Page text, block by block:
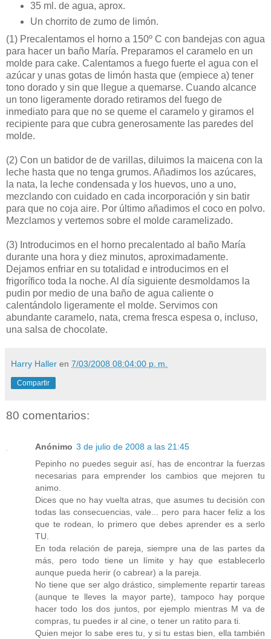
35 ml. de agua, aprox.
Un chorrito de zumo de limón.
(1) Precalentamos el horno a 150º C con bandejas con agua
para hacer un baño María. Preparamos el caramelo en un
molde para cake. Calentamos a fuego fuerte el agua con el
azúcar y unas gotas de limón hasta que (empiece a) tener
tono dorado y sin que llegue a quemarse. Cuando alcance
un tono ligeramente dorado retiramos del fuego de
inmediato para que no se queme el caramelo y giramos el
recipiente para que cubra generosamente las paredes del
molde.
(2) Con un batidor de de varillas, diluimos la maicena con la
leche hasta que no tenga grumos. Añadimos los azúcares,
la nata, la leche condensada y los huevos, uno a uno,
mezclando con cuidado en cada incorporación y sin batir
para que no coja aire. Por último añadimos el coco en polvo.
Mezclamos y vertemos sobre el molde caramelizado.
(3) Introducimos en el horno precalentado al baño María
durante una hora y diez minutos, aproximadamente.
Dejamos enfriar en su totalidad e introducimos en el
frigorífico toda la noche. Al día siguiente desmoldamos la
pudin por medio de una baño de agua caliente o
calentándolo ligeramente el molde. Servimos con
abundante caramelo, nata, crema fresca espesa o, incluso,
una salsa de chocolate.
Harry Haller en 7/03/2008 08:04:00 p. m.
Compartir
80 comentarios:
Anónimo 3 de julio de 2008 a las 21:45
Pepinho no puedes seguir así, has de encontrar la fuerzas
necesarias para emprender los cambios que mejoren tu
animo.
Dices que no hay vuelta atras, que asumes tu decisión con
todas las consecuencias, vale... pero para hacer feliz a los
que te rodean, lo primero que debes aprender es a serlo
TU.
En toda relación de pareja, siempre una de las partes da
más, pero todo tiene un límite y hay que establecerlo
aunque pueda herir (o cabrear) a la pareja.
No tiene que ser algo drástico, simplemente repartir tareas
(aunque te lleves la mayor parte), tampoco hay porque
hacer todo los dos juntos, por ejemplo mientras M va de
compras, tu puedes ir al cine, o tener un ratito para ti.
Quien mejor lo sabe eres tu, y si tu estas bien, ella también